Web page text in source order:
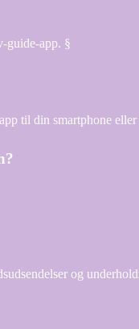
guide-app. §
til din smartphone eller
og